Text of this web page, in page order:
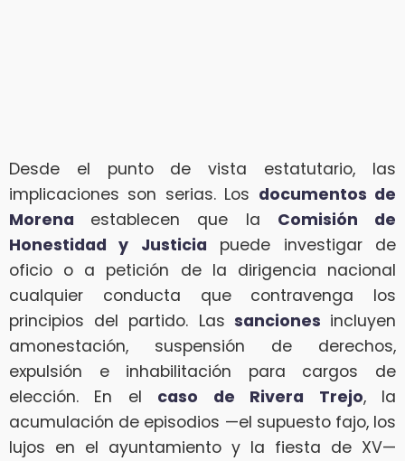
Desde el punto de vista estatutario, las
implicaciones son serias. Los documentos de
Morena establecen que la Comisión de
Honestidad y Justicia puede investigar de
oficio o a petición de la dirigencia nacional
cualquier conducta que contravenga los
principios del partido. Las sanciones incluyen
amonestación, suspensión de derechos,
expulsión e inhabilitación para cargos de
elección. En el caso de Rivera Trejo, la
acumulación de episodios —el supuesto fajo, los
lujos en el ayuntamiento y la fiesta de XV—